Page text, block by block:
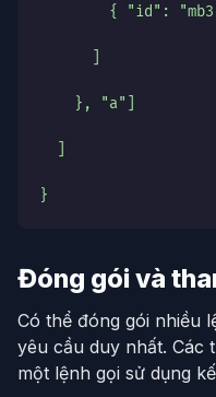
{ "id":
    }, "a"]
}
Đóng gói và
Có thể đóng gói nhiều
yêu cầu duy nhất. Các
một lệnh gọi sử dụng